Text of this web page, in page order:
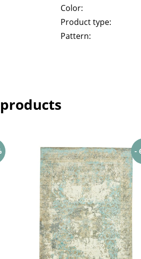
Color:
Product type:
Pattern:
-